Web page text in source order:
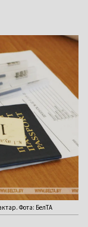
Фота: БелТА